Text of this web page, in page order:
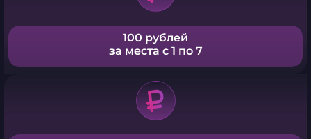
100 рублей
за места с 1 по 7